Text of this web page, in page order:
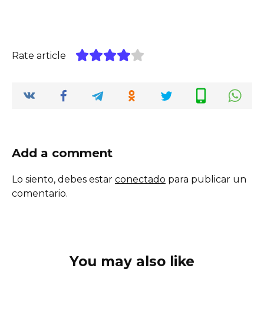
Rate article
Add a comment
Lo siento, debes estar conectado para publicar un
comentario.
You may also like